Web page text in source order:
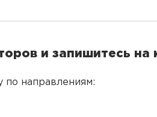
и запишитесь на
по направлениям: